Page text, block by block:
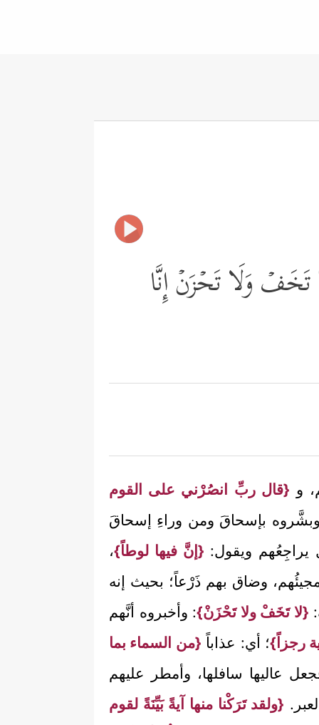
وَلَا تَحۡزَنۡ إِنَّا
و {قال ربِّ انصُرْني على القوم
وبشَّروه بإسحاقَ ومن وراءِ إسحاقَ
يراجِعُهم ويقول: {إنَّ فيها لوطاً}،
وضاق بهم ذَرْعاً؛ بحيث إنه
{لا تَخَفْ ولا تَحْزَنْ}: وأخبروه أنَّهم
رجزاً}؛ أي: عذاباً {من السماء بما
عاليها سافلها، وأمطر عليهم
{ولقد تَرَكْنا منها آيةً بَيِّنَةً لقوم